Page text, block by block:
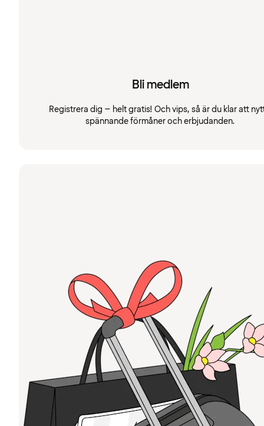
Bli medlem
Registrera dig – helt gratis! Och vips, så är du klar att
spännande förmåner och erbjudanden.